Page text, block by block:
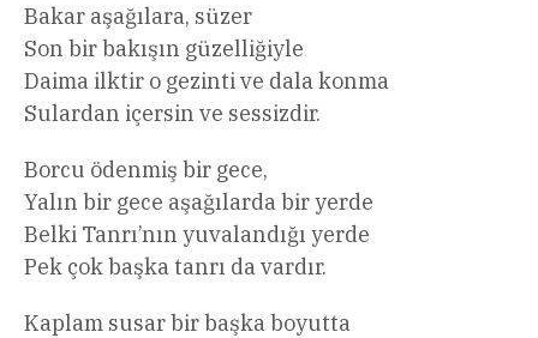
Bakar aşağılara, süzer
Son bir bakışın güzelliğiyle
Daima ilktir o gezinti ve dala konma
Sulardan içersin ve sessizdir.
Borcu ödenmiş bir gece,
Yalın bir gece aşağılarda bir yerde
Belki Tanrı’nın yuvalandığı yerde
Pek çok başka tanrı da vardır.
Kaplam susar bir başka boyutta